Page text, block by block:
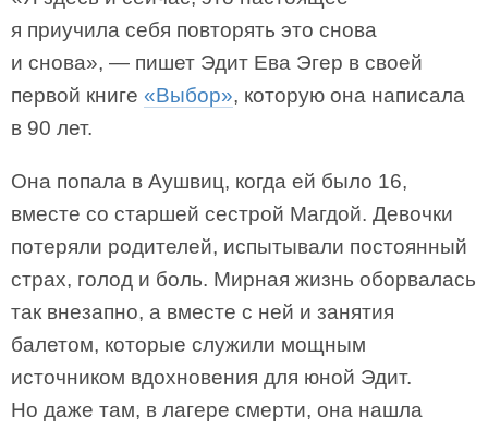
я приучила себя повторять это снова
и снова», — пишет Эдит Ева Эгер в своей
первой книге «Выбор», которую она написала
в 90 лет.
Она попала в Аушвиц, когда ей было 16,
вместе со старшей сестрой Магдой. Девочки
потеряли родителей, испытывали постоянный
страх, голод и боль. Мирная жизнь оборвалась
так внезапно, а вместе с ней и занятия
балетом, которые служили мощным
источником вдохновения для юной Эдит.
Но даже там, в лагере смерти, она нашла